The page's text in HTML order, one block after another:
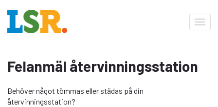
Felanmäl återvinningsstation
Behöver något tömmas eller städas på din
återvinningsstation?